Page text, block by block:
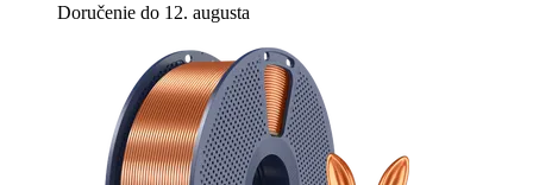
Doručenie do 12. augusta